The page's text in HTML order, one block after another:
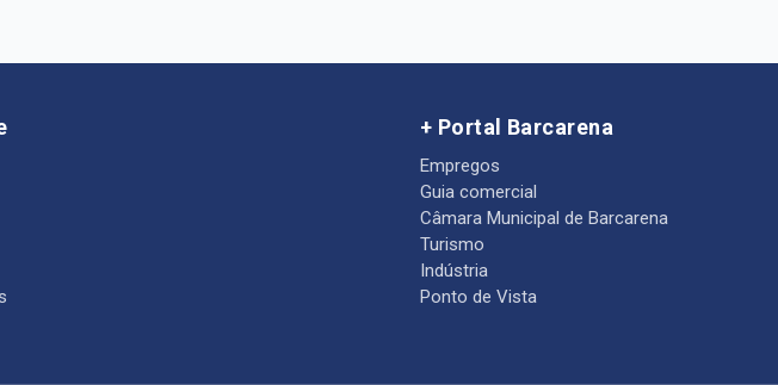
+ Portal Barcarena
Empregos
Guia comercial
Câmara Municipal de Barcarena
Turismo
Indústria
Ponto de Vista